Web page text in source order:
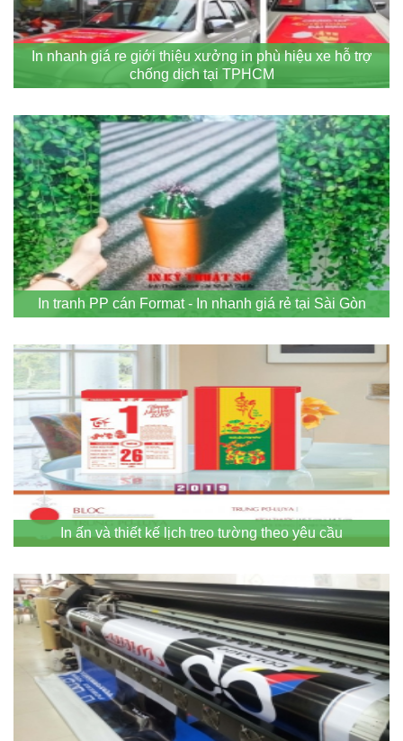
In nhanh giá re giới thiệu xưởng in phù hiệu xe hỗ trợ
chống dịch tại TPHCM
In tranh PP cán Format - In nhanh giá rẻ tại Sài Gòn
In ấn và thiết kế lịch treo tường theo yêu cầu